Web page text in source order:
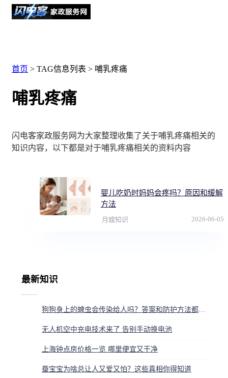
首页 > TAG信息列表 > 哺乳疼痛
哺乳疼痛
闪电客家政服务网为大家整理收集了关于哺乳疼痛相关的
知识内容，以下都是对于哺乳疼痛相关的资料内容
婴儿吃奶时妈妈会疼吗？原因和缓解
方法
月嫂知识 2026-06-05
最新知识
狗狗身上的蜱虫会传染给人吗？答案和防护方法都在这
无人机空中充电技术来了 告别手动换电池
上海钟点房价格一览 哪里便宜又干净
蚕宝宝为啥总让人又爱又怕？这些真相你得知道